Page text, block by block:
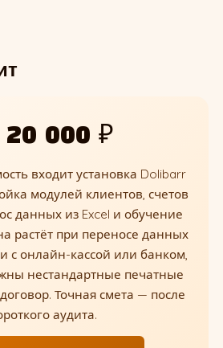
20 000 ₽
входит установка Dolibarr
модулей клиентов, счетов
данных из Excel и обучение
растёт при переносе данных
с онлайн-кассой или банком,
нестандартные печатные
Точная смета — после
аудита.